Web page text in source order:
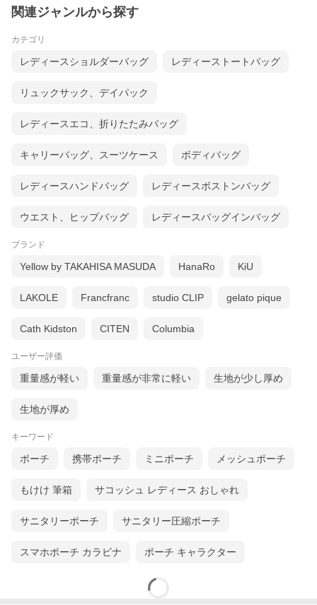
関連ジャンルから探す
カテゴリ
レディースショルダーバッグ レディーストートバッグ
リュックサック、デイパック
レディースエコ、折りたたみバッグ
キャリーバッグ、スーツケース ボディバッグ
レディースハンドバッグ レディースボストンバッグ
ウエスト、ヒップバッグ レディースバッグインバッグ
ブランド
Yellow by TAKAHISA MASUDA HanaRo KiU
LAKOLE Francfranc studio CLIP gelato pique
Cath Kidston CITEN Columbia
ユーザー評価
重量感が軽い 重量感が非常に軽い 生地が少し厚め
生地が厚め
キーワード
ポーチ 携帯ポーチ ミニポーチ メッシュポーチ
もけけ 筆箱 サコッシュ レディース おしゃれ
サニタリーポーチ サニタリー圧縮ポーチ
スマホポーチ カラビナ ポーチ キャラクター